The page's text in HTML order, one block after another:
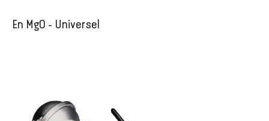
En MgO - Universel